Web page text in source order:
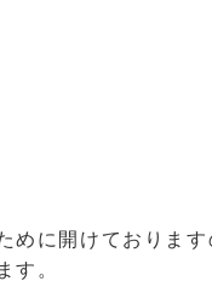
に開けておりま
す。